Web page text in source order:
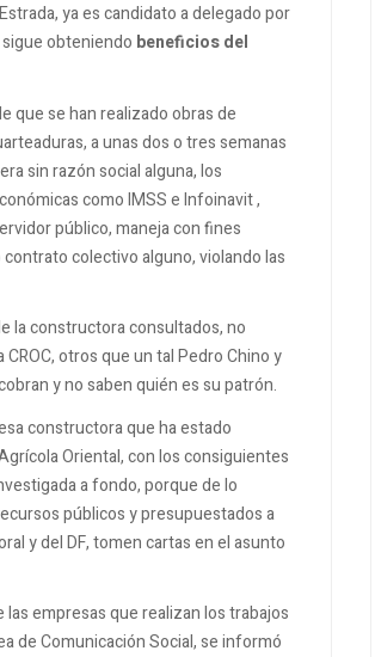
ya es candidato a delegado por
sigue obteniendo beneficios del
que se han realizado obras de
a unas dos o tres semanas
sin razón social alguna, los
como IMSS e Infoinavit ,
público, maneja con fines
colectivo alguno, violando las
la constructora consultados, no
otros que un tal Pedro Chino y
y no saben quién es su patrón.
constructora que ha estado
Oriental, con los consiguientes
a fondo, porque de lo
públicos y presupuestados a
y del DF, tomen cartas en el asunto
empresas que realizan los trabajos
de Comunicación Social, se informó